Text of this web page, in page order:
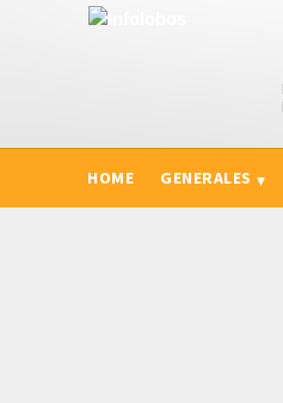
HOME GENERALES